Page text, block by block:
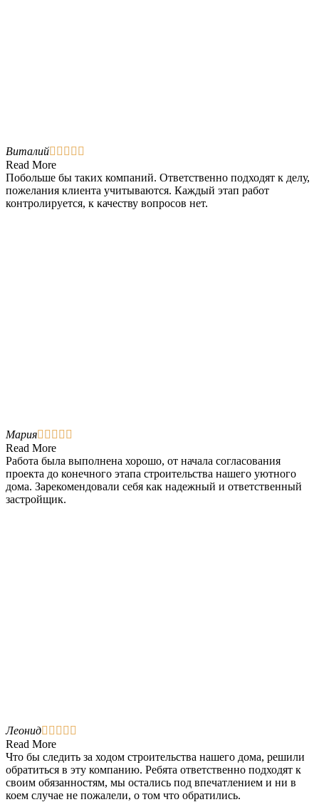
Виталий    
Read More
Побольше бы таких компаний. Ответственно подходят к делу,
пожелания клиента учитываются. Каждый этап работ
контролируется, к качеству вопросов нет.
Мария    
Read More
Работа была выполнена хорошо, от начала согласования
проекта до конечного этапа строительства нашего уютного
дома. Зарекомендовали себя как надежный и ответственный
застройщик.
Леонид    
Read More
Что бы следить за ходом строительства нашего дома, решили
обратиться в эту компанию. Ребята ответственно подходят к
своим обязанностям, мы остались под впечатлением и ни в
коем случае не пожалели, о том что обратились.